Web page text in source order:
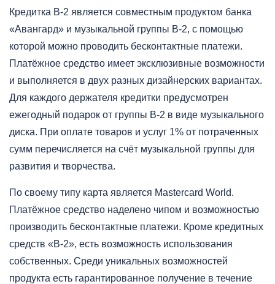
Кредитка B-2 является совместным продуктом банка
«Авангард» и музыкальной группы B-2, с помощью
которой можно проводить бесконтактные платежи.
Платёжное средство имеет эксклюзивные возможности
и выполняется в двух разных дизайнерских вариантах.
Для каждого держателя кредитки предусмотрен
ежегодный подарок от группы B-2 в виде музыкального
диска. При оплате товаров и услуг 1% от потраченных
сумм перечисляется на счёт музыкальной группы для
развития и творчества.
По своему типу карта является Mastercard World.
Платёжное средство наделено чипом и возможностью
производить бесконтактные платежи. Кроме кредитных
средств «B-2», есть возможность использования
собственных. Среди уникальных возможностей
продукта есть гарантированное получение в течение